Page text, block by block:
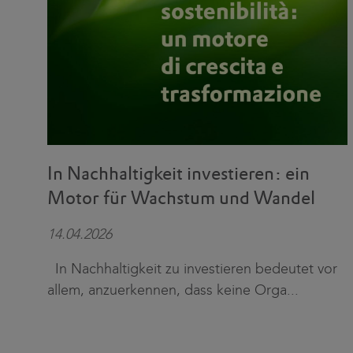
In Nachhaltigkeit investieren: ein
Motor für Wachstum und Wandel
14.04.2026
In Nachhaltigkeit zu investieren bedeutet vor
allem, anzuerkennen, dass keine Orga...